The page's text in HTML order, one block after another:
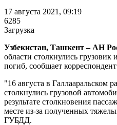
17 августа 2021, 09:19
6285
Загрузка
Узбекистан, Ташкент – АН
области столкнулись
погиб, сообщает
"16 августа в Галлааральском
столкнулись грузовой
результате столкновения
месте из-за полученных
ГУБДД.